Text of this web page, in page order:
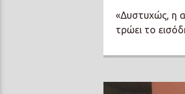
«Δυστυχώς, η
τρώει το